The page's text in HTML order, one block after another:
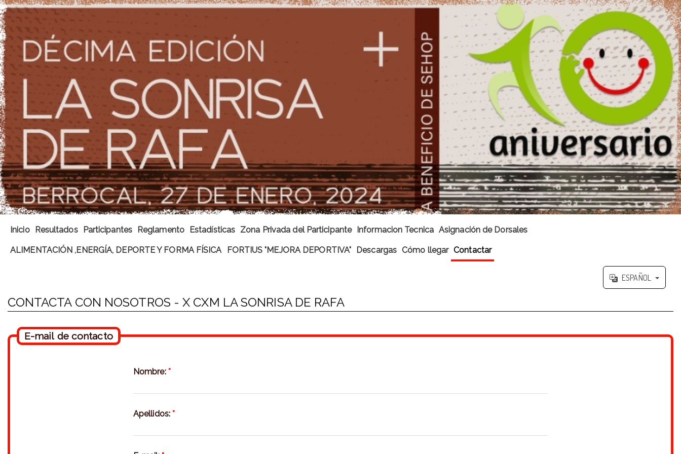
Inicio Resultados Participantes Reglamento Estadísticas Zona Privada del Participante Informacion Tecnica Asignación de Dorsales
ALIMENTACIÓN ,ENERGÍA, DEPORTE Y FORMA FÍSICA FORTIUS "MEJORA DEPORTIVA" Descargas Cómo llegar Contactar
ESPAÑOL
CONTACTA CON NOSOTROS - X CXM LA SONRISA DE RAFA
E-mail de contacto
Nombre: *
Apellidos:*